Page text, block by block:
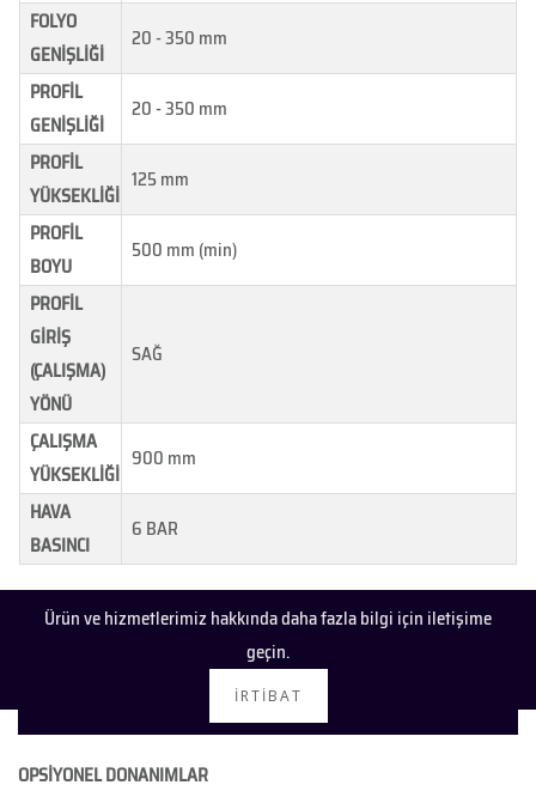
FOLYO
GENİŞLİĞİ
20 - 350 mm
PROFİL
GENİŞLİĞİ
20 - 350 mm
PROFİL
YÜKSEKLİĞİ
125 mm
PROFİL
BOYU
500 mm (min)
PROFİL
GİRİŞ
(ÇALIŞMA)
YÖNÜ
SAĞ
ÇALIŞMA
YÜKSEKLİĞİ
900 mm
HAVA
BASINCI
6 BAR
Ürün ve hizmetlerimiz hakkında daha fazla bilgi için iletişime
geçin.
İRTIBAT
OPSİYONEL DONANIMLAR